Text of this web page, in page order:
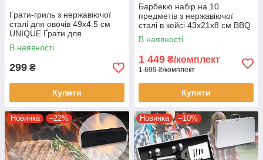
Грати-гриль з нержавіючої
сталі для овочів 49х4.5 см
UNIQUE Ґрати для
приготування овочів на вогні
В наявності
299 ₴
Купити
Барбекю набір на 10
предметів з нержавіючої
сталі в кейсі 43х21х8 см BBQ
Tools Set AL-10
В наявності
1 449 ₴/комплект
1 699 ₴/комплект
Купити
Новинка –22% Новинка –10%